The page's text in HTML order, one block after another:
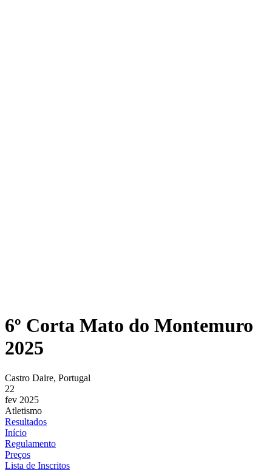
6º Corta Mato do Montemuro
2025
Castro Daire, Portugal
22
fev 2025
Atletismo
Resultados
Início
Regulamento
Preços
Lista de Inscritos